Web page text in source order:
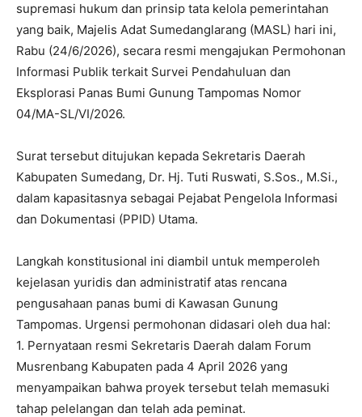
supremasi hukum dan prinsip tata kelola pemerintahan
yang baik, Majelis Adat Sumedanglarang (MASL) hari ini,
Rabu (24/6/2026), secara resmi mengajukan Permohonan
Informasi Publik terkait Survei Pendahuluan dan
Eksplorasi Panas Bumi Gunung Tampomas Nomor
04/MA-SL/VI/2026.
Surat tersebut ditujukan kepada Sekretaris Daerah
Kabupaten Sumedang, Dr. Hj. Tuti Ruswati, S.Sos., M.Si.,
dalam kapasitasnya sebagai Pejabat Pengelola Informasi
dan Dokumentasi (PPID) Utama.
Langkah konstitusional ini diambil untuk memperoleh
kejelasan yuridis dan administratif atas rencana
pengusahaan panas bumi di Kawasan Gunung
Tampomas. Urgensi permohonan didasari oleh dua hal:
1. Pernyataan resmi Sekretaris Daerah dalam Forum
Musrenbang Kabupaten pada 4 April 2026 yang
menyampaikan bahwa proyek tersebut telah memasuki
tahap pelelangan dan telah ada peminat.